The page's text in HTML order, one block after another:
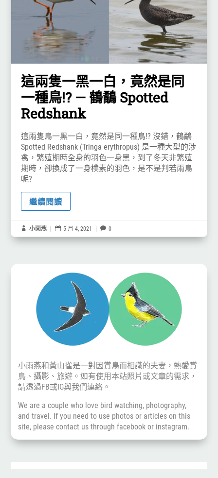
這兩隻一黑一白，竟然是同
一種鳥!? — 鶴鷸 Spotted
Redshank
這兩隻鳥一黑一白，竟然是同一種鳥!? 沒錯，鶴鷸
Spotted Redshank (Tringa erythropus) 是一種大型的涉
禽，繁殖期時全身的羽色一身黑，到了冬天非繁殖
期時，卻換成了一身樸素的羽色，是不是判若兩鳥
呢?
繼續閱讀
 小雨燕 |  5 月 4, 2021 |  0
小雨燕和黃山雀是一對因賞鳥而相識的夫妻，熱愛賞
鳥、攝影、旅遊。如有使用本站照片或文章的需求，
請透過FB或IG與我們連絡。
We are a couple who love bird watching, photography,
and travel. If you need to use photos or articles on this
site, please contact us throughfacebook or instagram.